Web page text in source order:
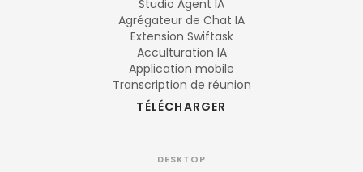
Studio Agent IA
Agrégateur de Chat IA
Extension Swiftask
Acculturation IA
Application mobile
Transcription de réunion
TÉLÉCHARGER
DESKTOP